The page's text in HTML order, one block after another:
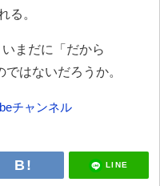
る。
まだに「だから
はないだろうか。
チャンネル
LINE